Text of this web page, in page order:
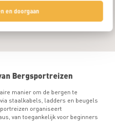
en doorgaan
Bergsportreizen
manier om de bergen te
staalkabels, ladders en beugels
organiseert
van toegankelijk voor beginners